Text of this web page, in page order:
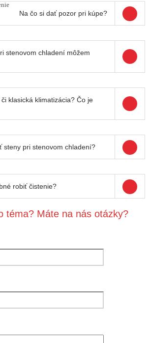
Na čo si dať pozor pri kúpe?
stenovom chladení môžem
klasická klimatizácia? Čo je
steny pri stenovom chladení?
robiť čistenie?
téma? Máte na nás otázky?